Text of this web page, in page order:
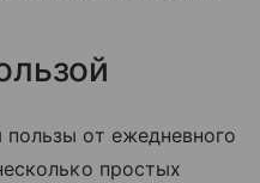
от ежедневного
простых